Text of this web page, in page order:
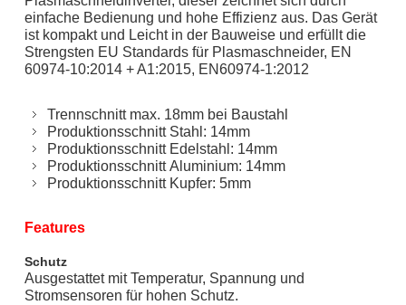
einfache Bedienung und hohe Effizienz aus. Das Gerät
ist kompakt und Leicht in der Bauweise und erfüllt die
Strengsten EU Standards für Plasmaschneider, EN
60974-10:2014 + A1:2015, EN60974-1:2012
​Trennschnitt max. 18mm bei Baustahl
Produktionsschnitt Stahl: 14mm
Produktionsschnitt Edelstahl: 14mm
Produktionsschnitt Aluminium: 14mm
Produktionsschnitt Kupfer: 5mm
Features
Schutz
Ausgestattet mit Temperatur, Spannung und
Stromsensoren für hohen Schutz.